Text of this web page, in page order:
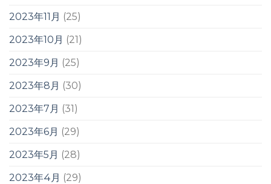
2023年11月 (25)
2023年10月 (21)
2023年9月 (25)
2023年8月 (30)
2023年7月 (31)
2023年6月 (29)
2023年5月 (28)
2023年4月 (29)